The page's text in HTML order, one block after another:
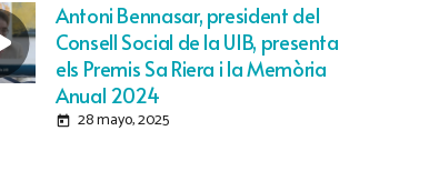
Antoni Bennasar, president del
Consell Social de la UIB, presenta
els Premis Sa Riera i la Memòria
Anual 2024
today 28 mayo, 2025